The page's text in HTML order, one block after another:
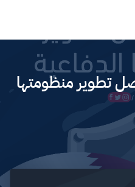
تطوير منظومتها